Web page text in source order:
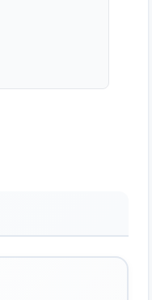
视2–5日达与便